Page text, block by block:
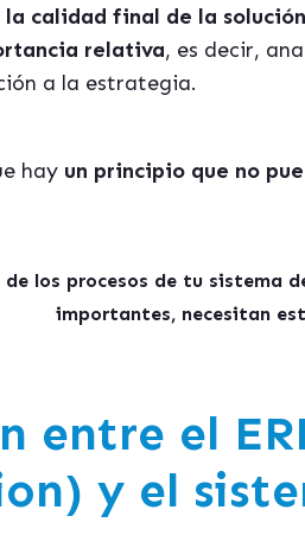
la calidad final de la
relativa, es decir,
a la estrategia.
hay un principio que no
los procesos de tu sistema
importantes, necesitan
entre el
y el